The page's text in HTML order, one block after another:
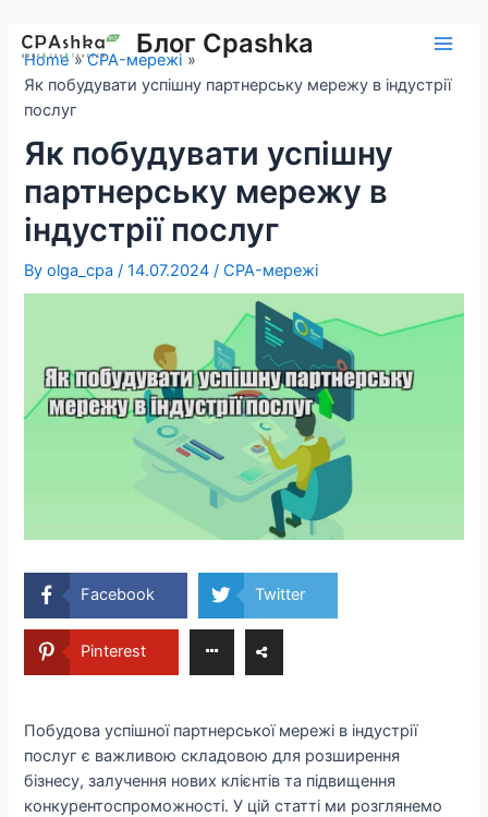
content
Блог Cpashka
Home
CPA-мережі
Як побудувати успішну партнерську мережу в індустрії
послуг
Як побудувати успішну
партнерську мережу в
індустрії послуг
Byolga_cpa/14.07.2024/CPA-мережі
Facebook Twitter
Pinterest
Побудова успішної партнерської мережі в індустрії
послуг є важливою складовою для розширення
бізнесу, залучення нових клієнтів та підвищення
конкурентоспроможності. У цій статті ми розглянемо